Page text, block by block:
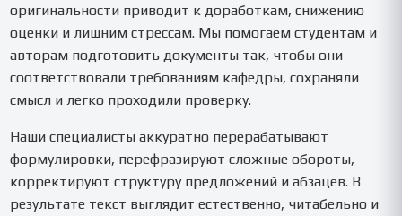
оригинальности приводит к доработкам, снижению
оценки и лишним стрессам. Мы помогаем студентам и
авторам подготовить документы так, чтобы они
соответствовали требованиям кафедры, сохраняли
смысл и легко проходили проверку.
Наши специалисты аккуратно перерабатывают
формулировки, перефразируют сложные обороты,
корректируют структуру предложений и абзацев. В
результате текст выглядит естественно, читабельно и